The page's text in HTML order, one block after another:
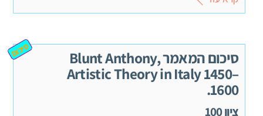
סיכום המאמר Blunt Anthony,
Artistic Theory in Italy 1450–
1600.
ציון 100
סיכום